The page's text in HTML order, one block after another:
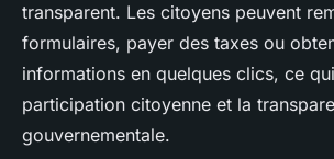
transparent. Les citoyens peuvent
formulaires, payer des taxes ou
informations en quelques clics, ce
participation citoyenne et la
gouvernementale.